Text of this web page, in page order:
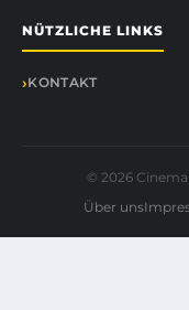
NÜTZLICHE LINKS
KONTAKT
© 2026
Über uns